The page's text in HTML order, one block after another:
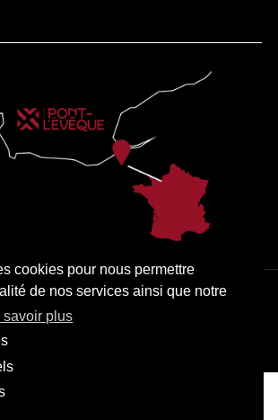
cookies pour nous permettre
de nos services ainsi que notre
savoir plus
MENTIONS LÉGALES ACCESSIBILITÉ